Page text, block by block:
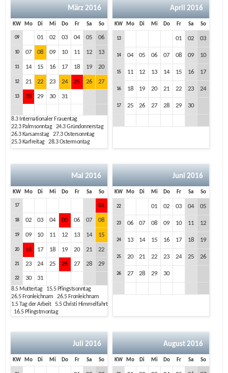
März 2016
KW Mo Di Mi Do Fr Sa So
09 01 02 03 04 05 06
10 07 08 09 10 11 12 13
11 14 15 16 17 18 19 20
12 21 22 23 24 25 26 27
13 28 29 30 31
8.3Internationaler Frauentag
22.3Palmsonntag 24.3Gründonnerstag
26.3Karsamstag 27.3Ostersonntag
25.3Karfreitag 28.3Ostermontag
April 2016
KW Mo Di Mi Do Fr Sa So
13 01 02 03
14 04 05 06 07 08 09 10
15 11 12 13 14 15 16 17
16 18 19 20 21 22 23 24
17 25 26 27 28 29 30
Mai 2016
KW Mo Di Mi Do Fr Sa So
17 01
18 02 03 04 05 06 07 08
19 09 10 11 12 13 14 15
20 16 17 18 19 20 21 22
21 23 24 25 26 27 28 29
22 30 31
8.5Muttertag 15.5Pfingstsonntag
26.5Fronleichnam 26.5Fronleichnam
1.5Tag der Arbeit 5.5Christi Himmelfahrt
16.5Pfingstmontag
Juni 2016
KW Mo Di Mi Do Fr Sa So
22 01 02 03 04 05
23 06 07 08 09 10 11 12
24 13 14 15 16 17 18 19
25 20 21 22 23 24 25 26
26 27 28 29 30
Juli 2016
KW Mo Di Mi Do Fr Sa So
August 2016
KW Mo Di Mi Do Fr Sa So